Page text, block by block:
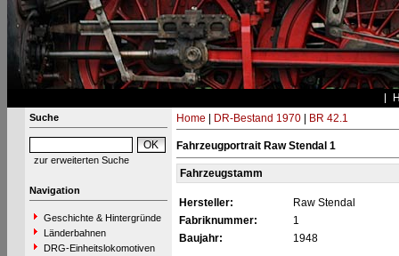
Suche
zur erweiterten Suche
Navigation
Geschichte & Hintergründe
Länderbahnen
DRG-Einheitslokomotiven
Home DR-Bestand 1970| BR 42.1
Fahrzeugportrait Raw Stendal 1
Fahrzeugstamm
Hersteller:
Raw Stendal
Fabriknummer:
1
Baujahr:
1948